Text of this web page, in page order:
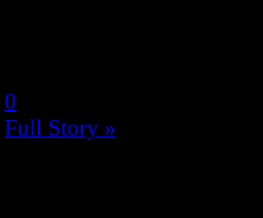
0
Full Story »